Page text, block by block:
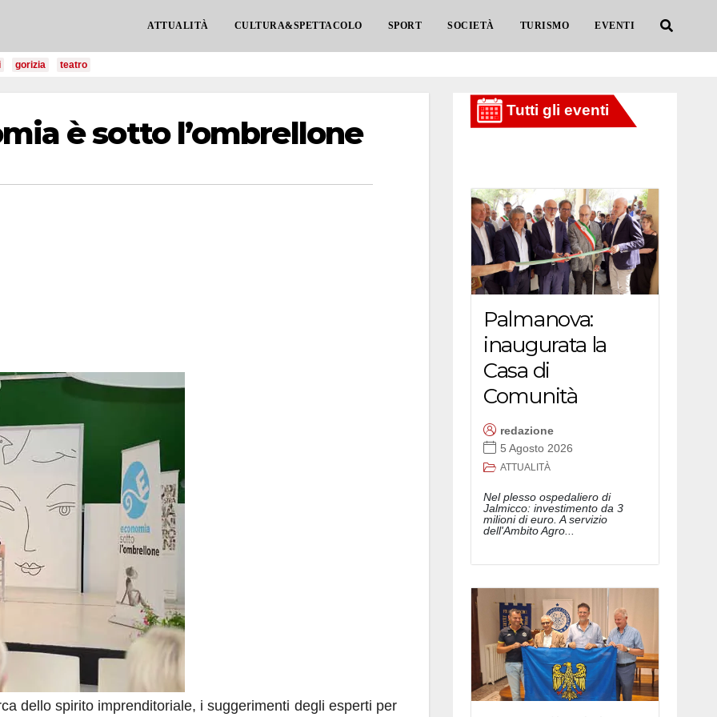
ATTUALITÀ CULTURA&SPETTACOLO SPORT SOCIETÀ TURISMO EVENTI
gorizia teatro
è sotto l’ombrellone
dello spirito imprenditoriale, i suggerimenti degli esperti per
Palmanova:
inaugurata la
Casa di
Comunità
redazione
5 Agosto 2026
ATTUALITÀ
Nel plesso ospedaliero di
Jalmicco: investimento da 3
milioni di euro. A servizio
dell'Ambito Agro...